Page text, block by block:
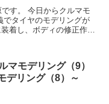
クルマモ
着し、ボディの修正作業
マモデリング（9）
デリング（8）～